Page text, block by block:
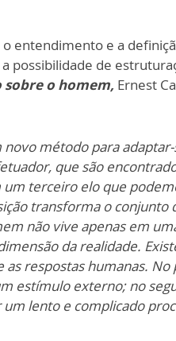
entendimento e a
possibilidade de
sobre o homem, Ernest
método para adaptar-
que são
terceiro elo que
transforma o conjunto
não vive apenas em
da realidade.
respostas humanas. No
estímulo externo; no
lento e complicado